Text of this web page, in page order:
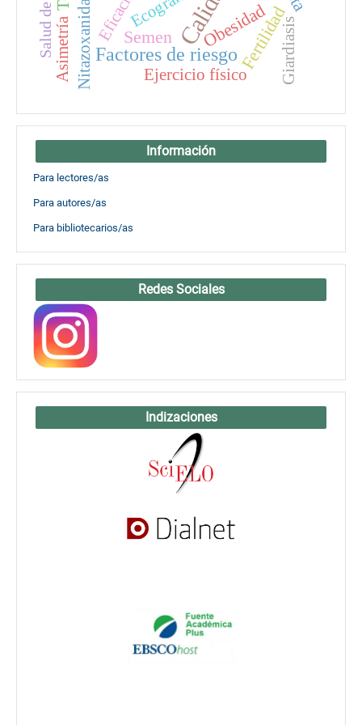
Factores de riesgo
Obesidad
Semen Fertilidad
Nitazoxanida Giardiasis
Eficacia
Asimetría Ejercicio físico
Información
Para lectores/as
Para autores/as
Para bibliotecarios/as
Redes Sociales
Indizaciones